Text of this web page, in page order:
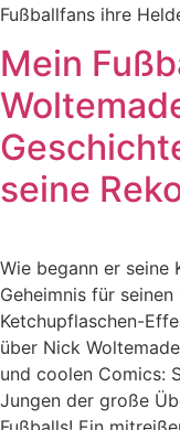
Fußballfans ihre
Mein
seine
Wie begann er seine
Geheimnis für
Ketchupflaschen-
über Nick
und coolen Comics:
Jungen der große